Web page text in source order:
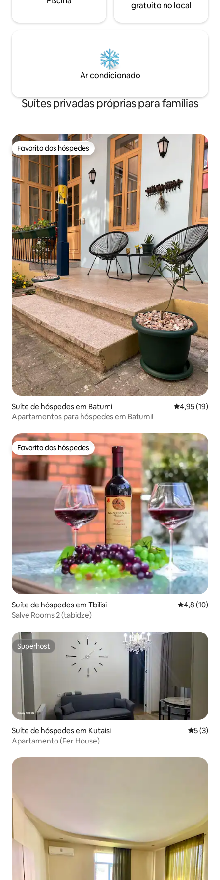
gratuito no local
Ar condicionado
Suítes privadas próprias para famílias
Favorito dos hóspedes
Favorito dos hóspedes
Suíte de hóspedes em Batumi Classificação
4,95 (19)
Apartamentos para hóspedes em Batumi!
Favorito dos hóspedes
Favorito dos hóspedes
Suíte de hóspedes em Tbilisi
4,8 (10)
Salve Rooms 2 (tabidze)
Superhost
Superhost
Suíte de hóspedes em Kutaisi
5 (3)
Apartamento (Fer House)